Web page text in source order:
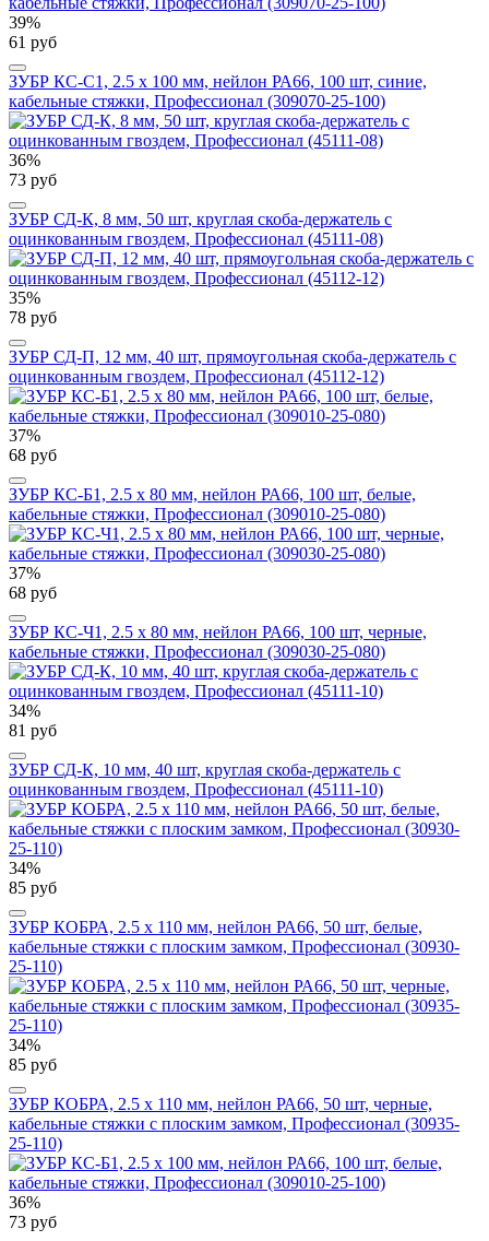
39%
61 руб
ЗУБР КС-С1, 2.5 x 100 мм, нейлон РА66, 100 шт, синие,
кабельные стяжки, Профессионал (309070-25-100)
36%
73 руб
ЗУБР СД-К, 8 мм, 50 шт, круглая скоба-держатель с
оцинкованным гвоздем, Профессионал (45111-08)
35%
78 руб
ЗУБР СД-П, 12 мм, 40 шт, прямоугольная скоба-держатель с
оцинкованным гвоздем, Профессионал (45112-12)
37%
68 руб
ЗУБР КС-Б1, 2.5 x 80 мм, нейлон РА66, 100 шт, белые,
кабельные стяжки, Профессионал (309010-25-080)
37%
68 руб
ЗУБР КС-Ч1, 2.5 x 80 мм, нейлон РА66, 100 шт, черные,
кабельные стяжки, Профессионал (309030-25-080)
34%
81 руб
ЗУБР СД-К, 10 мм, 40 шт, круглая скоба-держатель с
оцинкованным гвоздем, Профессионал (45111-10)
34%
85 руб
ЗУБР КОБРА, 2.5 x 110 мм, нейлон РА66, 50 шт, белые,
кабельные стяжки с плоским замком, Профессионал (30930-
25-110)
34%
85 руб
ЗУБР КОБРА, 2.5 x 110 мм, нейлон РА66, 50 шт, черные,
кабельные стяжки с плоским замком, Профессионал (30935-
25-110)
36%
73 руб